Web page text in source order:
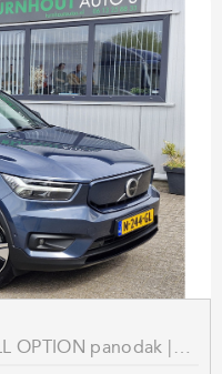
OPTION panodak |